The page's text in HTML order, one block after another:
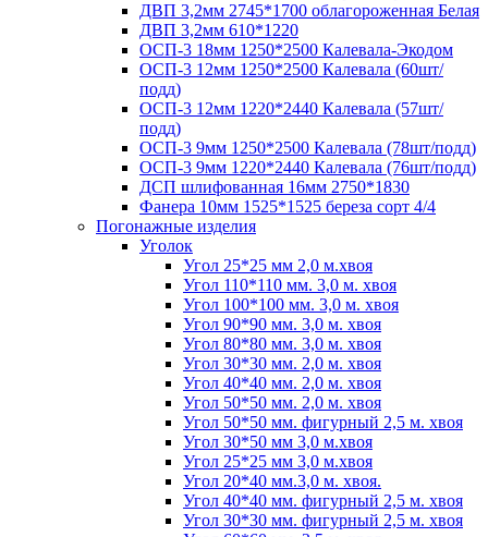
ДВП 3,2мм 2745*1700 облагороженная Белая
ДВП 3,2мм 610*1220
ОСП-3 18мм 1250*2500 Калевала-Экодом
ОСП-3 12мм 1250*2500 Калевала (60шт/
подд)
ОСП-3 12мм 1220*2440 Калевала (57шт/
подд)
ОСП-3 9мм 1250*2500 Калевала (78шт/подд)
ОСП-3 9мм 1220*2440 Калевала (76шт/подд)
ДСП шлифованная 16мм 2750*1830
Фанера 10мм 1525*1525 береза сорт 4/4
Погонажные изделия
Уголок
Угол 25*25 мм 2,0 м.хвоя
Угол 110*110 мм. 3,0 м. хвоя
Угол 100*100 мм. 3,0 м. хвоя
Угол 90*90 мм. 3,0 м. хвоя
Угол 80*80 мм. 3,0 м. хвоя
Угол 30*30 мм. 2,0 м. хвоя
Угол 40*40 мм. 2,0 м. хвоя
Угол 50*50 мм. 2,0 м. хвоя
Угол 50*50 мм. фигурный 2,5 м. хвоя
Угол 30*50 мм 3,0 м.хвоя
Угол 25*25 мм 3,0 м.хвоя
Угол 20*40 мм.3,0 м. хвоя.
Угол 40*40 мм. фигурный 2,5 м. хвоя
Угол 30*30 мм. фигурный 2,5 м. хвоя